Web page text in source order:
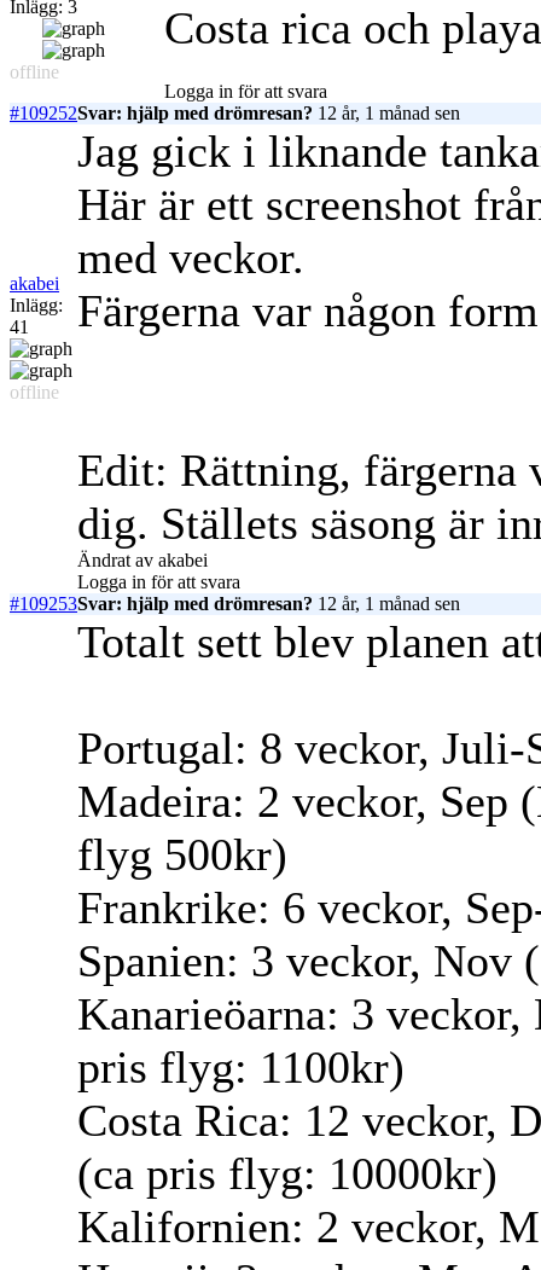
Inlägg: 3
offline
Costa rica och
Logga in för att svara
#109252Svar: hjälp med drömresan? 12 år, 1 månad sen
akabei
Inlägg:
41
offline
Jag gick i liknande
Här är ett screenshot
med veckor.
Färgerna var någon
Edit: Rättning, färgerna
dig. Ställets säsong är
Ändrat av akabei
Logga in för att svara
#109253Svar: hjälp med drömresan? 12 år, 1 månad sen
Totalt sett blev planen
Portugal: 8 veckor,
Madeira: 2 veckor,
flyg 500kr)
Frankrike: 6 veckor,
Spanien: 3 veckor, Nov
Kanarieöarna: 3
pris flyg: 1100kr)
Costa Rica: 12 veckor,
(ca pris flyg: 10000kr)
Kalifornien: 2 veckor,